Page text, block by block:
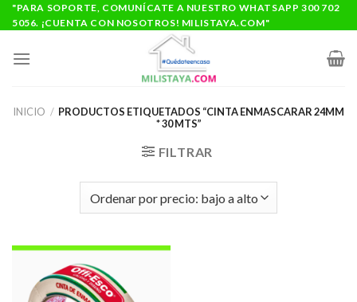
Saltar
al
"PARA SOPORTE, COMUNÍCATE A NUESTRO WHATSAPP 300 702
5056. ¡CUENTA CON NOSOTROS! MILISTAYA.COM"
INICIO / PRODUCTOS ETIQUETADOS “CINTA ENMASCARAR 24MM
* 30 MTS”
FILTRAR